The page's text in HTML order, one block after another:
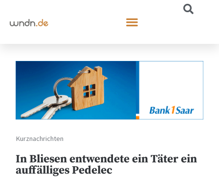
Kurznachrichten
In Bliesen entwendete ein Täter ein
auffälliges Pedelec